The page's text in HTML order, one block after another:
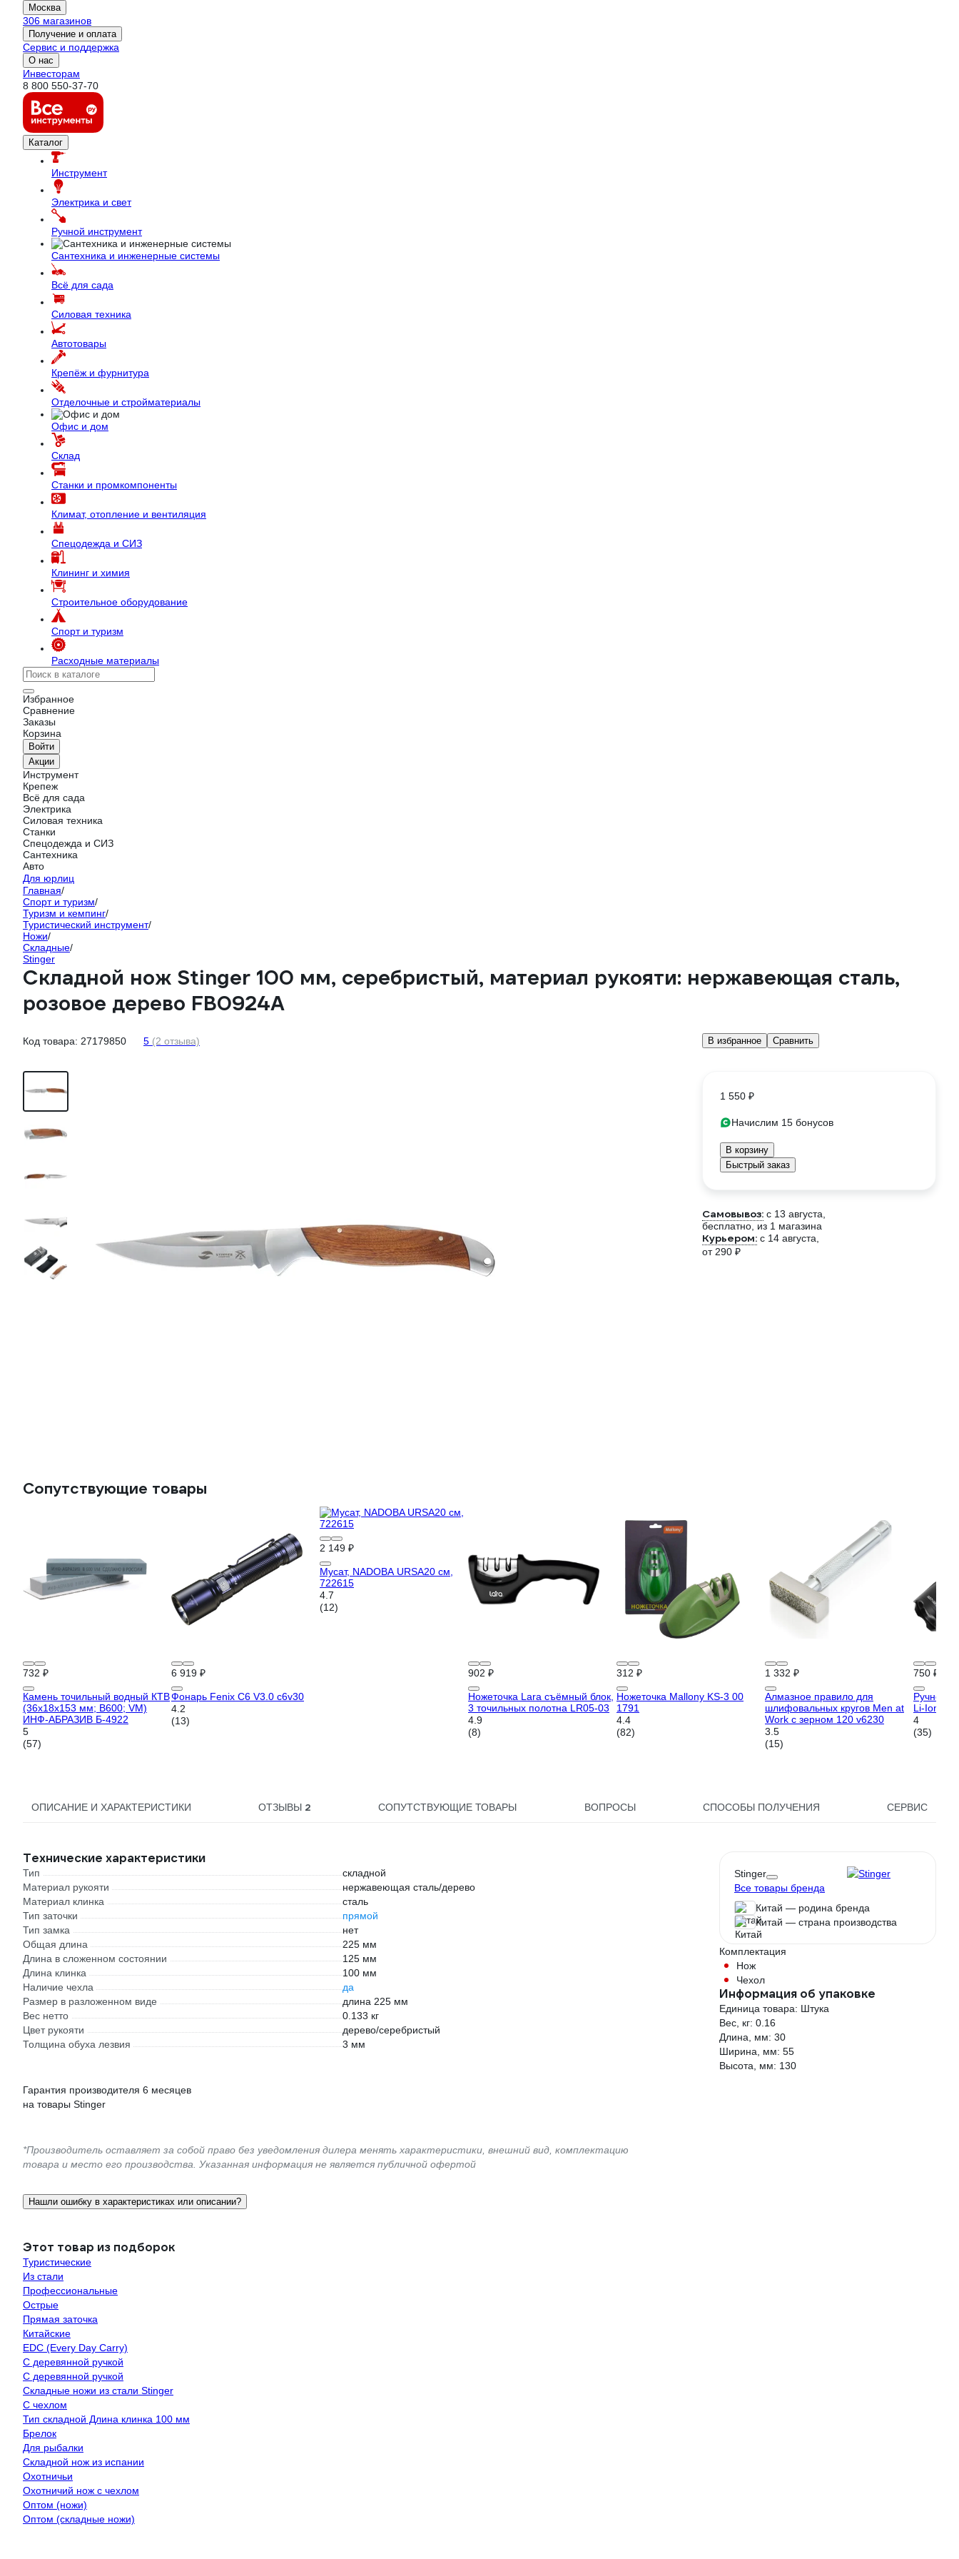
Москва
306 магазинов
Получение и оплата
Сервис и поддержка
О нас
Инвесторам
8 800 550-37-70
Каталог
Инструмент
Электрика и свет
Ручной инструмент
Сантехника и инженерные системы
Всё для сада
Силовая техника
Автотовары
Крепёж и фурнитура
Отделочные и стройматериалы
Офис и дом
Склад
Станки и промкомпоненты
Климат, отопление и вентиляция
Спецодежда и СИЗ
Клининг и химия
Строительное оборудование
Спорт и туризм
Расходные материалы
Избранное
Сравнение
Заказы
Корзина
Войти
Акции
Инструмент
Крепеж
Всё для сада
Электрика
Силовая техника
Станки
Спецодежда и СИЗ
Сантехника
Авто
Для юрлиц
Главная/
Спорт и туризм/
Туризм и кемпинг/
Туристический инструмент/
Ножи/
Складные/
Stinger
Складной нож Stinger 100 мм, серебристый, материал рукояти: нержавеющая сталь,
розовое дерево FB0924A
Код товара: 27179850 5 (2 отзыва) В избранное Сравнить
1 550 ₽
Начислим 15 бонусов
В корзину
Быстрый заказ
Самовывоз: c 13 августа,
бесплатно , из 1 магазина
Курьером: c 14 августа,
от 290 ₽
Сопутствующие товары
732 ₽
Камень точильный водный КТВ
(36х18х153 мм; B600; VM)
ИНФ-АБРАЗИВ Б-4922
5
(57)
6 919 ₽
Фонарь Fenix C6 V3.0 c6v30
4.2
(13)
2 149 ₽
Мусат, NADOBA URSA20 см,
722615
4.7
(12)
902 ₽
Ножеточка Lara съёмный блок,
3 точильных полотна LR05-03
4.9
(8)
312 ₽
Ножеточка Mallony KS-3 00
1791
4.4
(82)
1 332 ₽
Алмазное правило для
шлифовальных кругов Men at
Work с зерном 120 v6230
3.5
(15)
750 ₽
Ручной
Li-Ion
4
(35)
ОПИСАНИЕ И ХАРАКТЕРИСТИКИ ОТЗЫВЫ 2 СОПУТСТВУЮЩИЕ ТОВАРЫ ВОПРОСЫ СПОСОБЫ ПОЛУЧЕНИЯ СЕРВИС
Технические характеристики
Тип
складной
Материал рукояти
нержавеющая сталь/дерево
Материал клинка
сталь
Тип заточки
прямой
Тип замка
нет
Общая длина
225 мм
Длина в сложенном состоянии
125 мм
Длина клинка
100 мм
Наличие чехла
да
Размер в разложенном виде
длина 225 мм
Вес нетто
0.133 кг
Цвет рукояти
дерево/серебристый
Толщина обуха лезвия
3 мм
Гарантия производителя 6 месяцев
на товары Stinger
*Производитель оставляет за собой право без уведомления дилера менять характеристики, внешний вид, комплектацию
товара и место его производства. Указанная информация не является публичной офертой
Нашли ошибку в характеристиках или описании?
Stinger
Все товары бренда
Китай — родина бренда
Китай — страна производства
Комплектация
Нож
Чехол
Информация об упаковке
Единица товара: Штука
Вес, кг: 0.16
Длина, мм: 30
Ширина, мм: 55
Высота, мм: 130
Этот товар из подборок
Туристические
Из стали
Профессиональные
Острые
Прямая заточка
Китайские
EDC (Every Day Carry)
C деревянной ручкой
С деревянной ручкой
Складные ножи из стали Stinger
С чехлом
Тип складной Длина клинка 100 мм
Брелок
Для рыбалки
Складной нож из испании
Охотничьи
Охотничий нож с чехлом
Оптом (ножи)
Оптом (складные ножи)